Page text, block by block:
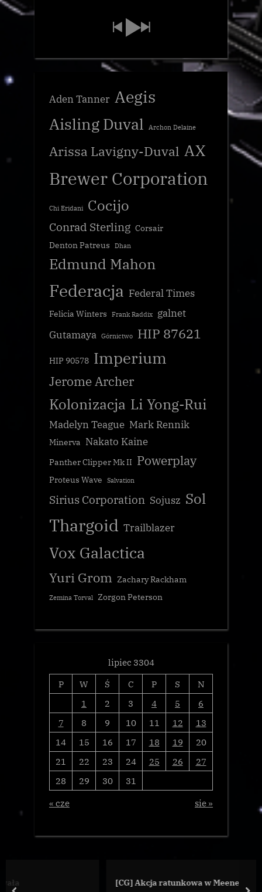
Aden Tanner Aegis
Aisling Duval Archon Delaine
Arissa Lavigny-Duval AX
Brewer Corporation
Chi Eridani Cocijo
Conrad Sterling Corsair
Denton Patreus
Dhan
Edmund Mahon
Federacja Federal Times
Felicia Winters Frank Raddix
galnet
Gutamaya Górnictwo HIP 87621
HIP 90578 Imperium
Jerome Archer
Kolonizacja Li Yong-Rui
Madelyn Teague Mark Rennik
Minerva Nakato Kaine
Panther Clipper Mk II Powerplay
Proteus Wave Salvation
Sirius Corporation Sojusz Sol
Thargoid Trailblazer
Vox Galactica
Yuri Grom Zachary Rackham
Zemina Torval Zorgon Peterson
lipiec 3304
P
W Ś C P S
N
1
2 3 4 5
6
7
8 9 10 11 12
13
14
15 16 17 18 19
20
21
22 23 24 25 26
27
28
29 30
31
« cze
sie »
[CG] Akcja ratunkowa w Meene